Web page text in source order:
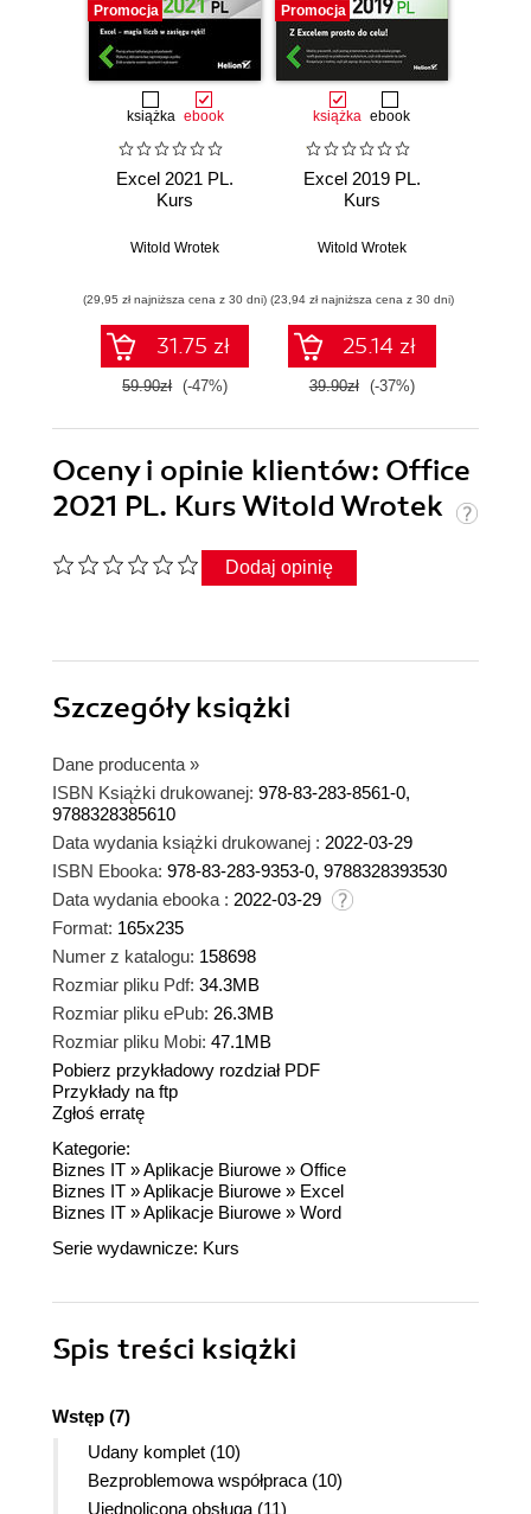
Promocja
książka ebook
Excel 2021 PL.
Kurs
Witold Wrotek
(29,95 zł najniższa cena z 30 dni)
31.75 zł
59.90zł (-47%)
Promocja
książka ebook
Excel 2019 PL.
Kurs
Witold Wrotek
(23,94 zł najniższa cena z 30 dni)
25.14 zł
39.90zł (-37%)
Oceny i opinie klientów: Office
2021 PL. Kurs Witold Wrotek
Dodaj opinię
Szczegółyksiążki
Dane producenta »
ISBN Książki drukowanej: 978-83-283-8561-0,
9788328385610
Data wydania książki drukowanej : 2022-03-29
ISBN Ebooka: 978-83-283-9353-0, 9788328393530
Data wydania ebooka : 2022-03-29
Format: 165x235
Numer z katalogu: 158698
Rozmiar pliku Pdf: 34.3MB
Rozmiar pliku ePub: 26.3MB
Rozmiar pliku Mobi: 47.1MB
Pobierz przykładowy rozdział PDF
Przykłady na ftp
Zgłoś erratę
Kategorie:
Biznes IT »Aplikacje Biurowe » Office
Biznes IT »Aplikacje Biurowe » Excel
Biznes IT »Aplikacje Biurowe » Word
Serie wydawnicze: Kurs
Spis treści książki
Wstęp (7)
Udany komplet (10)
Bezproblemowa współpraca (10)
Ujednolicona obsługa (11)